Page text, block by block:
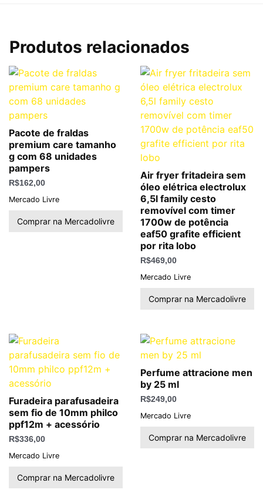
Produtos relacionados
Pacote de fraldas
premium care tamanho
g com 68 unidades
pampers
R$162,00
Mercado Livre
Comprar na Mercadolivre
Air fryer fritadeira sem
óleo elétrica electrolux
6,5l family cesto
removível com timer
1700w de potência
eaf50 grafite efficient
por rita lobo
R$469,00
Mercado Livre
Comprar na Mercadolivre
Furadeira parafusadeira
sem fio de 10mm philco
ppf12m + acessório
R$336,00
Mercado Livre
Comprar na Mercadolivre
Perfume attracione men
by 25 ml
R$249,00
Mercado Livre
Comprar na Mercadolivre